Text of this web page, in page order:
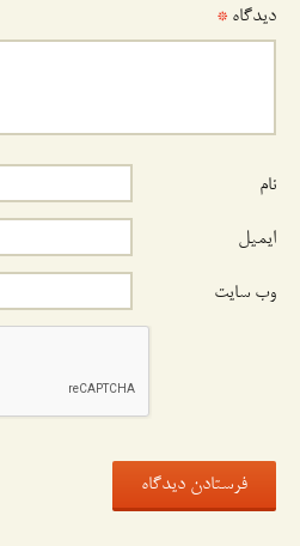
دیدگاه *
نام
ایمیل
وب‌ سایت